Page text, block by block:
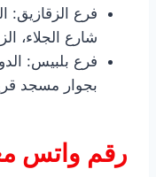
شارع الجلاء،
بجوار مسجد
رقم واتس